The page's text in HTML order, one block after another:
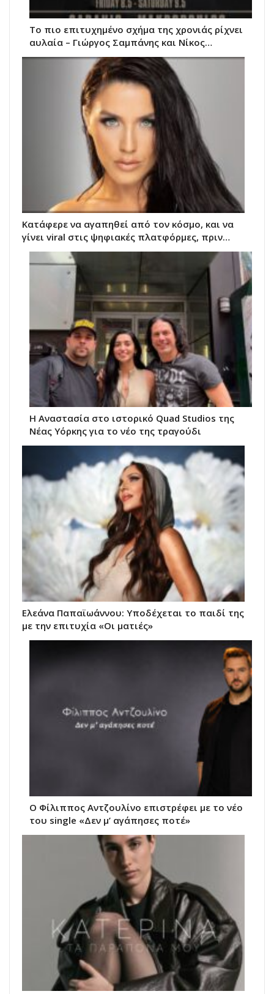
Το πιο επιτυχημένο σχήμα της χρονιάς ρίχνει
αυλαία – Γιώργος Σαμπάνης και Νίκος…
Κατάφερε να αγαπηθεί από τον κόσμο, και να
γίνει viral στις ψηφιακές πλατφόρμες, πριν…
Η Αναστασία στο ιστορικό Quad Studios της
Νέας Υόρκης για το νέο της τραγούδι
Ελεάνα Παπαϊωάννου: Υποδέχεται το παιδί της
με την επιτυχία «Οι ματιές»
Ο Φίλιππος Αντζουλίνο επιστρέφει με το νέο
του single «Δεν μ’ αγάπησες ποτέ»